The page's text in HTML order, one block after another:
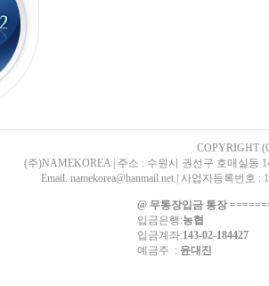
COPYRIGHT
(주)NAMEKOREA | 주소 : 수원시 권선구 호매실동
Email. namekorea@hanmail.net | 사업자등록번
@ 무통장입금 통장
입금은행:농협
입금계좌:143-02-184427
예금주 : 윤대진